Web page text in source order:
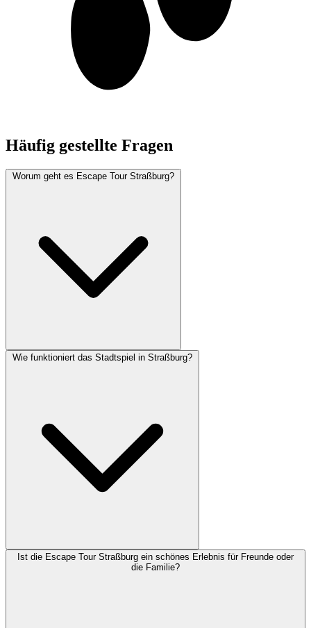
Häufig gestellte Fragen
Worum geht es Escape Tour Straßburg?
Wie funktioniert das Stadtspiel in Straßburg?
Ist die Escape Tour Straßburg ein schönes Erlebnis für Freunde oder
die Familie?